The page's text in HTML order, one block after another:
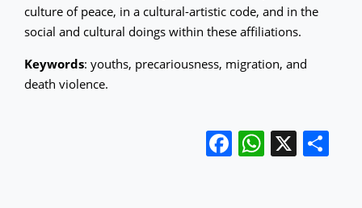
culture of peace, in a cultural-artistic code, and in the
social and cultural doings within these affiliations.
Keywords: youths, precariousness, migration, and
death violence.
Facebook
X